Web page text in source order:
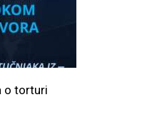
o torturi